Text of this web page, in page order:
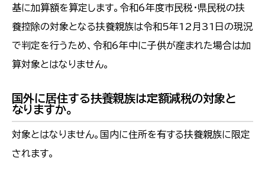
基に加算額を算定します。令和6年度市民税・県民税の扶
養控除の対象となる扶養親族は令和5年12月31日の現況
で判定を行うため、令和6年中に子供が産まれた場合は加
算対象とはなりません。
国外に居住する扶養親族は定額減税の対象と
なりますか。
対象とはなりません。国内に住所を有する扶養親族に限定
されます。